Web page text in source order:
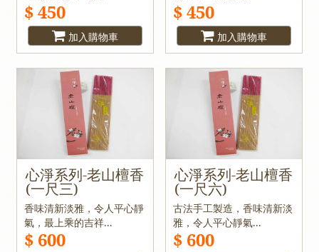
$ 450
加入購物車
$ 450
加入購物車
心淨系列-老山檀香
(一尺三)
香味清新淡雅，令人平心靜
氣，最上乘的吉祥...
$ 600
心淨系列-老山檀香
(一尺六)
古法手工製造，香味清新淡
雅，令人平心靜氣...
$ 600